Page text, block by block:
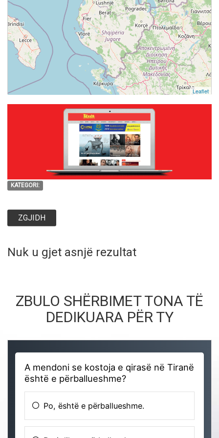
KATEGORI:
ZGJIDH
Nuk u gjet asnjë rezultat
Leaflet
ZBULO SHËRBIMET TONA TË
DEDIKUARA PËR TY